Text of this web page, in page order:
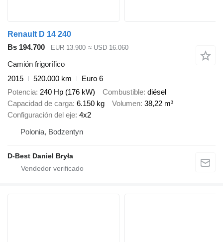
Renault D 14 240
Bs 194.700
EUR 13.900 ≈ USD 16.060
Camión frigorífico
2015
520.000 km
Euro 6
Potencia 240 Hp (176 kW) Combustible diésel
Capacidad de carga 6.150 kg Volumen 38,22 m³
Configuración del eje 4x2
Polonia, Bodzentyn
D-Best Daniel Bryła